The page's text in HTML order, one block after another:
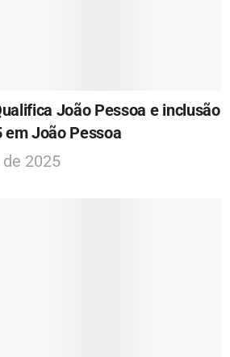
João Pessoa e inclusão
em João Pessoa
2025